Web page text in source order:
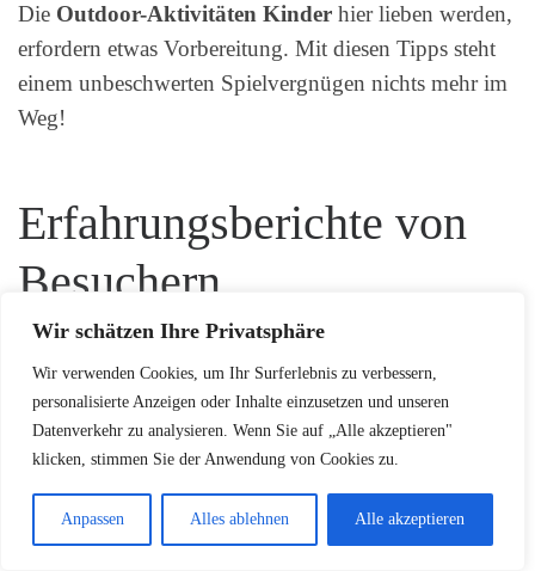
Wir schätzen Ihre Privatsphäre
Wir verwenden Cookies, um Ihr Surferlebnis zu verbessern,
personalisierte Anzeigen oder Inhalte einzusetzen und unseren
Datenverkehr zu analysieren. Wenn Sie auf „Alle akzeptieren"
klicken, stimmen Sie der Anwendung von Cookies zu.
Anpassen Alles ablehnen Alle akzeptieren
Die Outdoor-Aktivitäten Kinder hier lieben werden,
erfordern etwas Vorbereitung. Mit diesen Tipps steht
einem unbeschwerten Spielvergnügen nichts mehr im
Weg!
Erfahrungsberichte von
Besuchern
Erlebnisse für Kinder, und der Planten un Blomen
Spielplatz begeistert Familien mit seinen vielfältigen
Kinder Freizeitaktivitäten. Besucher teilen ihre
authentischen Erfahrungen und Eindrücke von diesem
besonderen Ort.